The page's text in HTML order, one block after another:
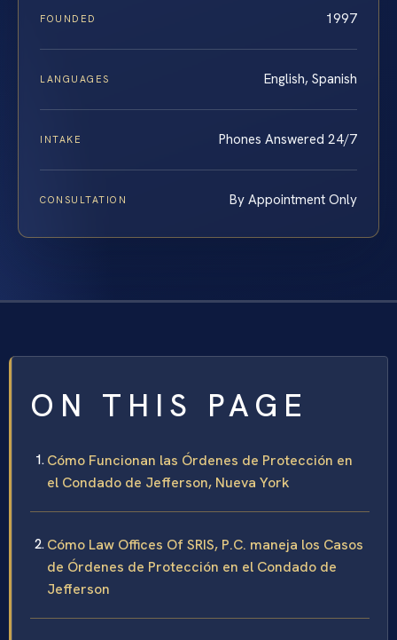
FOUNDED 1997
LANGUAGES English, Spanish
INTAKE Phones Answered 24/7
CONSULTATION By Appointment Only
ON THIS PAGE
Cómo Funcionan las Órdenes de Protección en
el Condado de Jefferson, Nueva York
Cómo Law Offices Of SRIS, P.C. maneja los Casos
de Órdenes de Protección en el Condado de
Jefferson